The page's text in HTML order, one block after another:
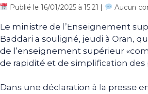
Publié le 16/01/2025 à 15:21 | Aucun
Le ministre de l’Enseignement
Baddari a souligné, jeudi à Oran,
de l’enseignement supérieur
de rapidité et de simplification des
Dans une déclaration à la presse